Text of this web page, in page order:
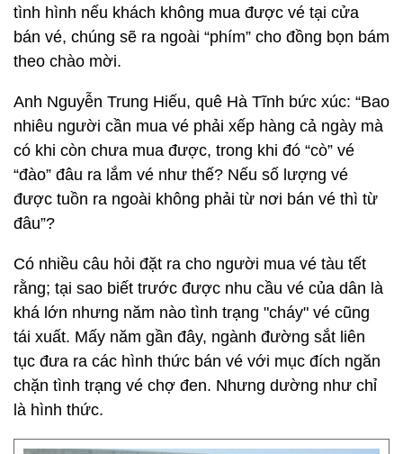
tình hình nếu khách không mua được vé tại cửa
bán vé, chúng sẽ ra ngoài “phím” cho đồng bọn bám
theo chào mời.
Anh Nguyễn Trung Hiếu, quê Hà Tĩnh bức xúc: “Bao
nhiêu người cần mua vé phải xếp hàng cả ngày mà
có khi còn chưa mua được, trong khi đó “cò” vé
“đào” đâu ra lắm vé như thế? Nếu số lượng vé
được tuồn ra ngoài không phải từ nơi bán vé thì từ
đâu”?
Có nhiều câu hỏi đặt ra cho người mua vé tàu tết
rằng; tại sao biết trước được nhu cầu vé của dân là
khá lớn nhưng năm nào tình trạng "cháy" vé cũng
tái xuất. Mấy năm gần đây, ngành đường sắt liên
tục đưa ra các hình thức bán vé với mục đích ngăn
chặn tình trạng vé chợ đen. Nhưng dường như chỉ
là hình thức.